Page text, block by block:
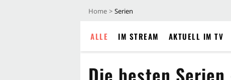
Home Serien
ALLE IM STREAM AKTUELL IM TV